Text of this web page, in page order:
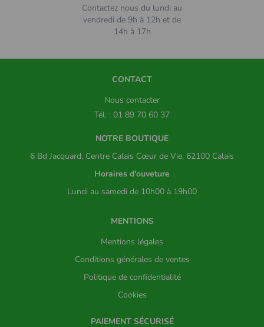
Contactez nous du lundi au
vendredi de 9h à 12h et de
14h à 17h
CONTACT
Nous contacter
Tél. : 01 89 70 60 37
NOTRE BOUTIQUE
6 Bd Jacquard, Centre Calais Cœur de Vie, 62100 Calais
Horaires d'ouveture
Lundi au samedi de 10h00 à 19h00
MENTIONS
Mentions légales
Conditions générales de ventes
Politique de confidentialité
Cookies
PAIEMENT SÉCURISÉ